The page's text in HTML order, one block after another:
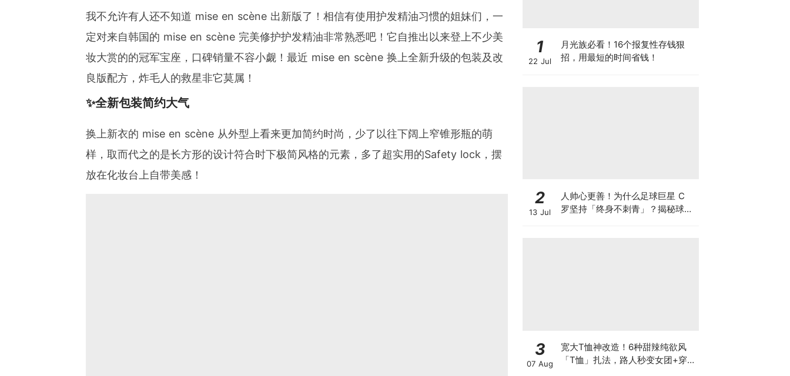
对美妆潮流有敏锐触觉
khristina.ng@girlstyle.com
我不允许有人还不知道 mise en scène 出新版了！相信有使用护发精油习惯的姐妹们，一
定对来自韩国的 mise en scène 完美修护护发精油非常熟悉吧！它自推出以来登上不少美
妆大赏的的冠军宝座，口碑销量不容小觑！最近 mise en scène 换上全新升级的包装及改
良版配方，炸毛人的救星非它莫属！
✨全新包装简约大气
换上新衣的 mise en scène 从外型上看来更加简约时尚，少了以往下阔上窄锥形瓶的萌
样，取而代之的是长方形的设计符合时下极简风格的元素，多了超实用的Safety lock，摆
放在化妆台上自带美感！
1
22 Jul
月光族必看！16个报复性存钱狠
招，用最短的时间省钱！
2
13 Jul
人帅心更善！为什么足球巨星 C
罗坚持「终身不刺青」？揭秘球场
3
07 Aug
宽大T恤神改造！6种甜辣纯欲风
「T恤」扎法，路人秒变女团+穿搭